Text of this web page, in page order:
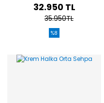
32.950 TL
35.950TL
%8